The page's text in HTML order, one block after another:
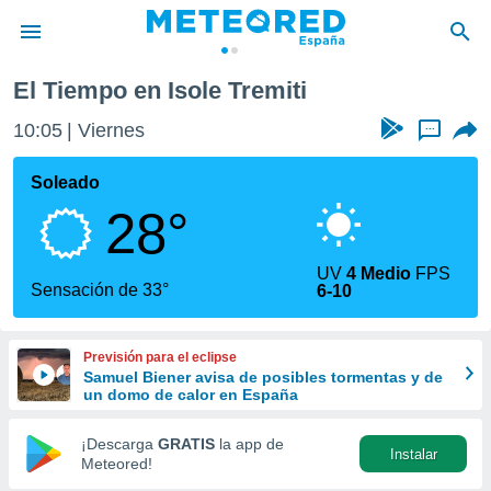
de
por
que se
calidad.
a este
las
y
forma
digital
basada
El Tiempo en Isole Tremiti
10:05 Viernes ...
Soleado
28°
Sensación de 33°
UV4 Medio FPS
6-10
Previsión para el eclipse
Samuel Biener avisa de posibles tormentas y de
un domo de calor en España
¡Descarga GRATIS la app de
Meteored!
Instalar